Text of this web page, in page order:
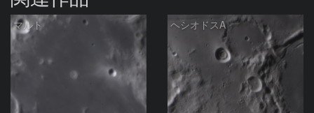
マルト ヘシオドスA